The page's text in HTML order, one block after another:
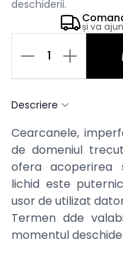
deschiderii.
și va
1
Descriere
Cearcanele,
de domeniul
ofera acoperirea
lichid este
usor de utilizat
Termen dde
momentul